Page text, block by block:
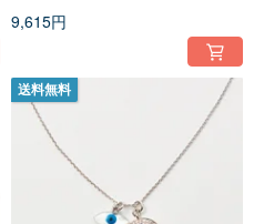
9,615円
送料無料